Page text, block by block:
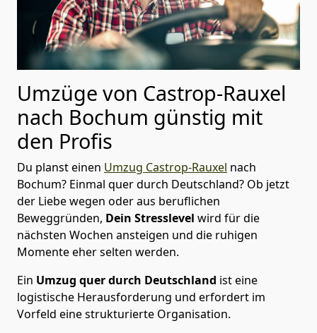
Umzüge von Castrop-Rauxel
nach Bochum günstig mit
den Profis
Du planst einen Umzug Castrop-Rauxel nach
Bochum? Einmal quer durch Deutschland? Ob jetzt
der Liebe wegen oder aus beruflichen
Beweggründen, Dein Stresslevel wird für die
nächsten Wochen ansteigen und die ruhigen
Momente eher selten werden.
Ein Umzug quer durch Deutschland ist eine
logistische Herausforderung und erfordert im
Vorfeld eine strukturierte Organisation.